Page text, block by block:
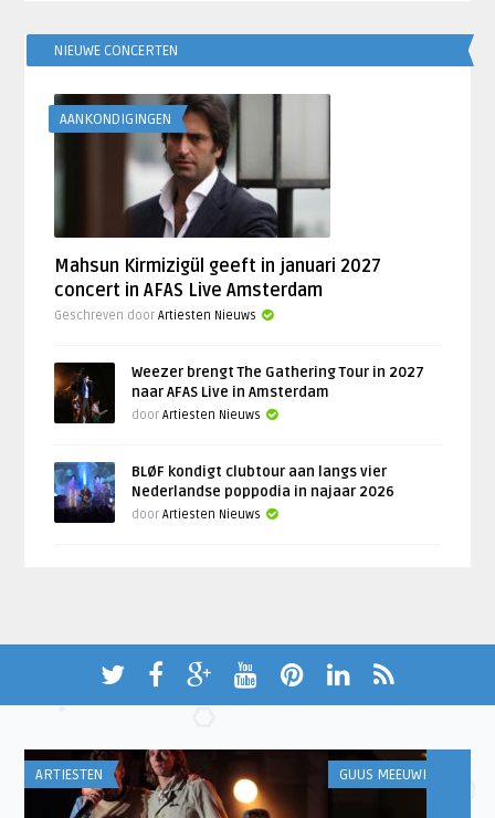
NIEUWE CONCERTEN
AANKONDIGINGEN
Mahsun Kirmizigül geeft in januari 2027
concert in AFAS Live Amsterdam
Geschreven doorArtiesten Nieuws
Weezer brengt The Gathering Tour in 2027
naar AFAS Live in Amsterdam
doorArtiesten Nieuws
BLØF kondigt clubtour aan langs vier
Nederlandse poppodia in najaar 2026
doorArtiesten Nieuws
ARTIESTEN GUUS MEEUWIS NIEUWS